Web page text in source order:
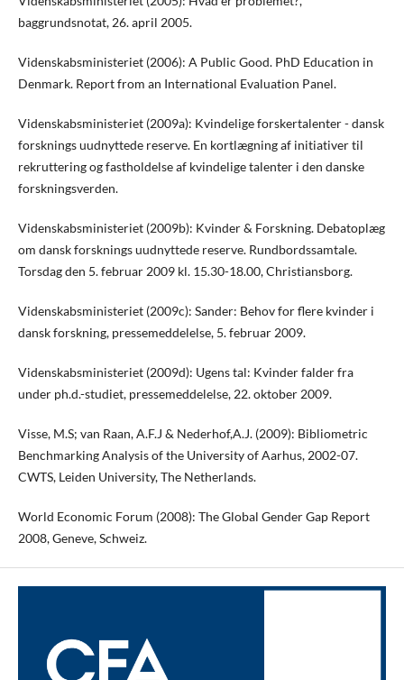
baggrundsnotat, 26. april 2005.
Videnskabsministeriet (2006): A Public Good. PhD Education in
Denmark. Report from an International Evaluation Panel.
Videnskabsministeriet (2009a): Kvindelige forskertalenter - dansk
forsknings uudnyttede reserve. En kortlægning af initiativer til
rekruttering og fastholdelse af kvindelige talenter i den danske
forskningsverden.
Videnskabsministeriet (2009b): Kvinder & Forskning. Debatoplæg
om dansk forsknings uudnyttede reserve. Rundbordssamtale.
Torsdag den 5. februar 2009 kl. 15.30-18.00, Christiansborg.
Videnskabsministeriet (2009c): Sander: Behov for flere kvinder i
dansk forskning, pressemeddelelse, 5. februar 2009.
Videnskabsministeriet (2009d): Ugens tal: Kvinder falder fra
under ph.d.-studiet, pressemeddelelse, 22. oktober 2009.
Visse, M.S; van Raan, A.F.J & Nederhof,A.J. (2009): Bibliometric
Benchmarking Analysis of the University of Aarhus, 2002-07.
CWTS, Leiden University, The Netherlands.
World Economic Forum (2008): The Global Gender Gap Report
2008, Geneve, Schweiz.